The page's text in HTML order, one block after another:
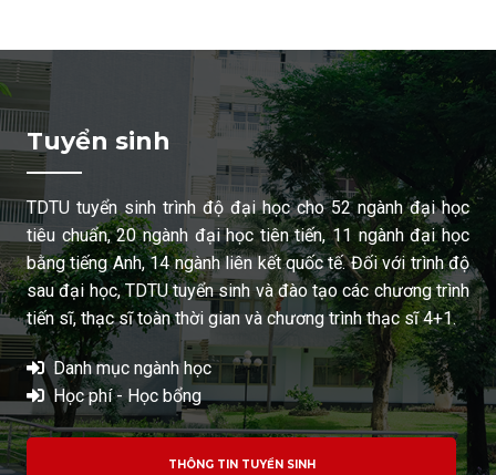
Tuyển sinh
TDTU tuyển sinh trình độ đại học cho 52 ngành đại học
tiêu chuẩn, 20 ngành đại học tiên tiến, 11 ngành đại học
bằng tiếng Anh, 14 ngành liên kết quốc tế. Đối với trình độ
sau đại học, TDTU tuyển sinh và đào tạo các chương trình
tiến sĩ, thạc sĩ toàn thời gian và chương trình thạc sĩ 4+1.
Danh mục ngành học
Học phí - Học bổng
THÔNG TIN TUYỂN SINH